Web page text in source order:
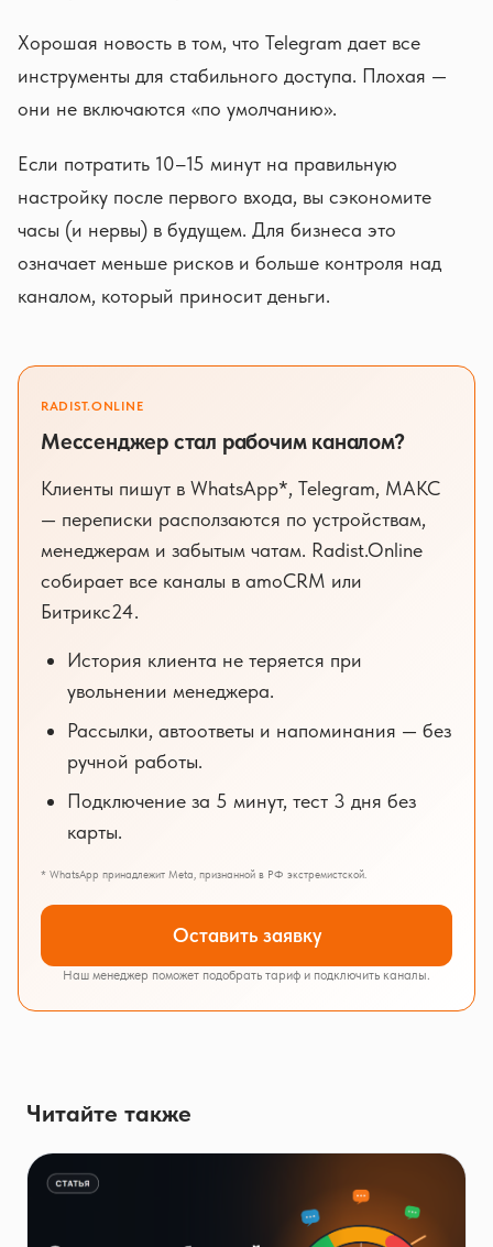
Хорошая новость в том, что Telegram дает все
инструменты для стабильного доступа. Плохая —
они не включаются «по умолчанию».
Если потратить 10–15 минут на правильную
настройку после первого входа, вы сэкономите
часы (и нервы) в будущем. Для бизнеса это
означает меньше рисков и больше контроля над
каналом, который приносит деньги.
RADIST.ONLINE
Мессенджер стал рабочим каналом?
Клиенты пишут в WhatsApp*, Telegram, МАКС
— переписки расползаются по устройствам,
менеджерам и забытым чатам. Radist.Online
собирает все каналы в amoCRM или
Битрикс24.
История клиента не теряется при
увольнении менеджера.
Рассылки, автоответы и напоминания — без
ручной работы.
Подключение за 5 минут, тест 3 дня без
карты.
* WhatsApp принадлежит Meta, признанной в РФ экстремистской.
Оставить заявку
Наш менеджер поможет подобрать тариф и подключить каналы.
Читайте также